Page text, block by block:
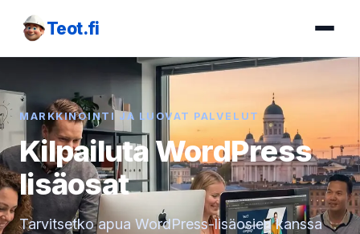
Teot.fi
MARKKINOINTI JA LUOVAT PALVELUT
Kilpailuta WordPress
lisäosat
Tarvitsetko apua WordPress-lisäosien kanssa